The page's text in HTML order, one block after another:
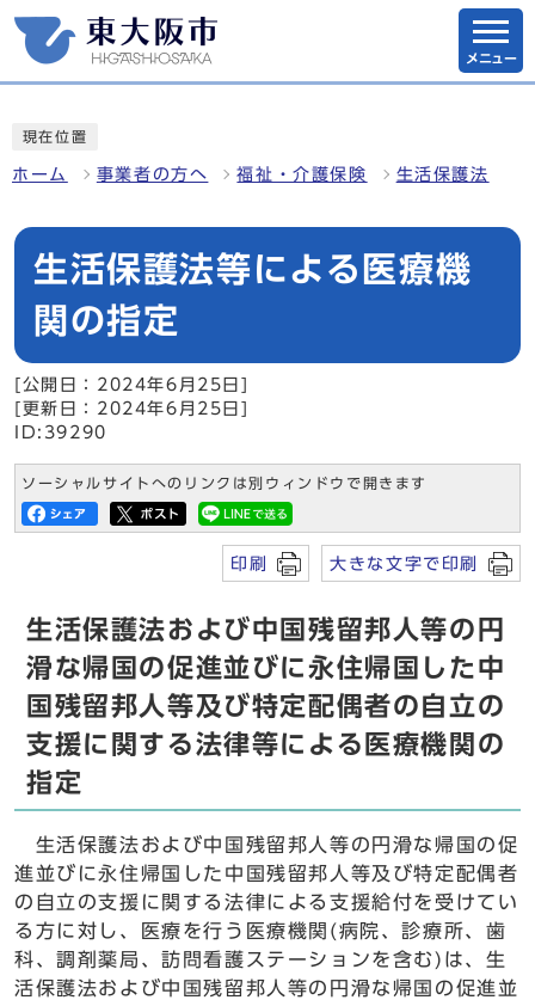
メニュー
現在位置
ホーム 事業者の方へ 福祉・介護保険 生活保護法
生活保護法等による医療機
関の指定
[公開日：2024年6月25日]
[更新日：2024年6月25日]
ID:39290
ソーシャルサイトへのリンクは別ウィンドウで開きます
印刷 大きな文字で印刷
生活保護法および中国残留邦人等の円
滑な帰国の促進並びに永住帰国した中
国残留邦人等及び特定配偶者の自立の
支援に関する法律等による医療機関の
指定
生活保護法および中国残留邦人等の円滑な帰国の促
進並びに永住帰国した中国残留邦人等及び特定配偶者
の自立の支援に関する法律による支援給付を受けてい
る方に対し、医療を行う医療機関(病院、診療所、歯
科、調剤薬局、訪問看護ステーションを含む)は、生
活保護法および中国残留邦人等の円滑な帰国の促進並